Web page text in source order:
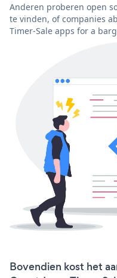
Anderen proberen open
te vinden, of companies
Timer-Sale apps for a
Bovendien kost het